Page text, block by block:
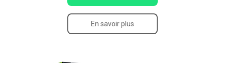
En savoir plus